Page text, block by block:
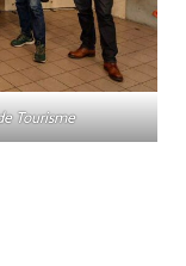
Tourisme